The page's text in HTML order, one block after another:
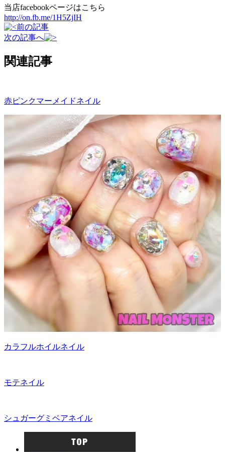
当店facebookページはこちら
http://on.fb.me/1H5ZjIH
前の記事
次の記事へ
関連記事
赤ピンクマーメイドネイル
カラフルホイルネイル
モテネイル
シュガーグミベアネイル